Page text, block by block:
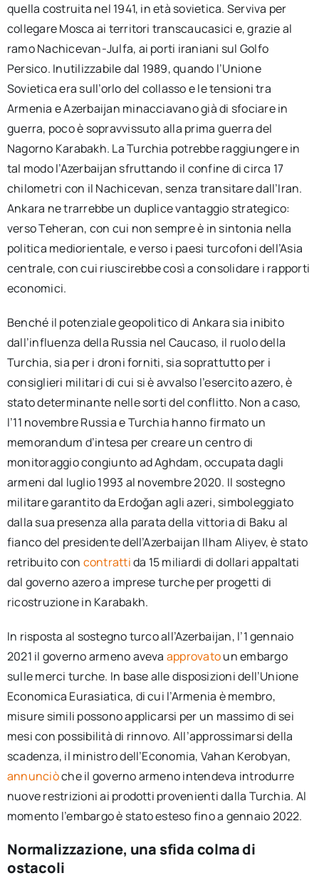
quella costruita nel 1941, in età sovietica. Serviva per
collegare Mosca ai territori transcaucasici e, grazie al
ramo Nachicevan-Julfa, ai porti iraniani sul Golfo
Persico. Inutilizzabile dal 1989, quando l’Unione
Sovietica era sull’orlo del collasso e le tensioni tra
Armenia e Azerbaijan minacciavano già di sfociare in
guerra, poco è sopravvissuto alla prima guerra del
Nagorno Karabakh. La Turchia potrebbe raggiungere in
tal modo l’Azerbaijan sfruttando il confine di circa 17
chilometri con il Nachicevan, senza transitare dall’Iran.
Ankara ne trarrebbe un duplice vantaggio strategico:
verso Teheran, con cui non sempre è in sintonia nella
politica mediorientale, e verso i paesi turcofoni dell’Asia
centrale, con cui riuscirebbe così a consolidare i rapporti
economici.
Benché il potenziale geopolitico di Ankara sia inibito
dall’influenza della Russia nel Caucaso, il ruolo della
Turchia, sia per i droni forniti, sia soprattutto per i
consiglieri militari di cui si è avvalso l’esercito azero, è
stato determinante nelle sorti del conflitto. Non a caso,
l’11 novembre Russia e Turchia hanno firmato un
memorandum d’intesa per creare un centro di
monitoraggio congiunto ad Aghdam, occupata dagli
armeni dal luglio 1993 al novembre 2020. Il sostegno
militare garantito da Erdoğan agli azeri, simboleggiato
dalla sua presenza alla parata della vittoria di Baku al
fianco del presidente dell’Azerbaijan Ilham Aliyev, è stato
retribuito con contrattida 15 miliardi di dollari appaltati
dal governo azero a imprese turche per progetti di
ricostruzione in Karabakh.
In risposta al sostegno turco all’Azerbaijan, l’1 gennaio
2021 il governo armeno aveva approvatoun embargo
sulle merci turche. In base alle disposizioni dell’Unione
Economica Eurasiatica, di cui l’Armenia è membro,
misure simili possono applicarsi per un massimo di sei
mesi con possibilità di rinnovo. All’approssimarsi della
scadenza, il ministro dell’Economia, Vahan Kerobyan,
annunciòche il governo armeno intendeva introdurre
nuove restrizioni ai prodotti provenienti dalla Turchia. Al
momento l’embargo è stato esteso fino a gennaio 2022.
Normalizzazione, una sfida colma di
ostacoli